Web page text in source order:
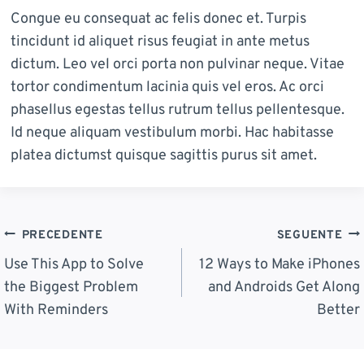
Congue eu consequat ac felis donec et. Turpis
tincidunt id aliquet risus feugiat in ante metus
dictum. Leo vel orci porta non pulvinar neque. Vitae
tortor condimentum lacinia quis vel eros. Ac orci
phasellus egestas tellus rutrum tellus pellentesque.
Id neque aliquam vestibulum morbi. Hac habitasse
platea dictumst quisque sagittis purus sit amet.
Navigazione
Articoli
PRECEDENTE
Use This App to Solve
the Biggest Problem
With Reminders
SEGUENTE
12 Ways to Make iPhones
and Androids Get Along
Better